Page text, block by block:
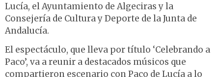
Lucía, el Ayuntamiento de Algeciras y la
Consejería de Cultura y Deporte de la Junta de
Andalucía.
El espectáculo, que lleva por título ‘Celebrando a
Paco’, va a reunir a destacados músicos que
compartieron escenario con Paco de Lucía a lo